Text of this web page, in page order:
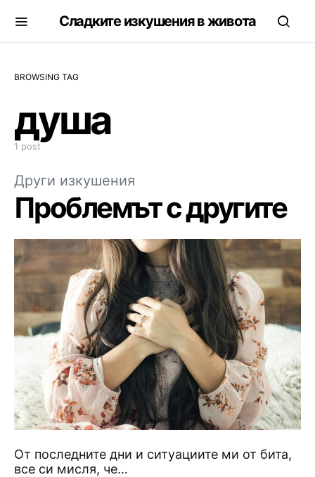
Сладките изкушения в живота
BROWSING TAG
душа
1 post
Други изкушения
Проблемът с другите
От последните дни и ситуациите ми от бита,
все си мисля, че…